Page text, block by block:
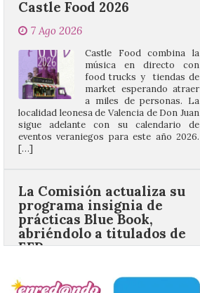
Castle Food combina la
market esperando atraer
a miles de personas. La
localidad leonesa de Valencia de Don Juan
sigue adelante con su calendario de
eventos veraniegos para este año 2026.
[…]
La Comisión actualiza su
abriéndolo a titulados de
EFP
6 Ago 2026
de septiembre de 2026.
Bruselas, 6 de agosto de